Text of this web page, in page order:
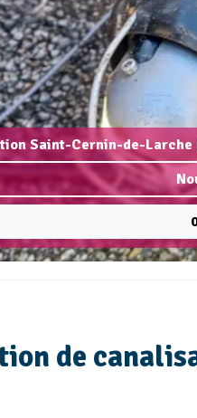
Saint-Cernin-de-Larche
de